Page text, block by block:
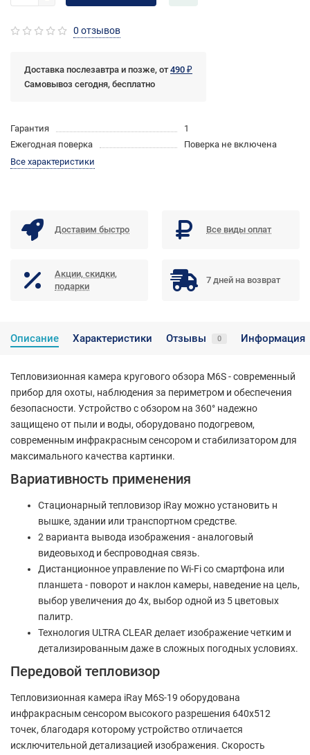
0 отзывов
Доставка послезавтра и позже, от490 ₽
Самовывоз сегодня, бесплатно
Гарантия
1
Ежегодная поверка
Поверка не включена
Все характеристики
Доставим быстро Все виды оплат
Акции, скидки,
подарки
7 дней на возврат
Описание Характеристики Отзывы 0 Информация
Тепловизионная камера кругового обзора M6S - современный
прибор для охоты, наблюдения за периметром и обеспечения
безопасности. Устройство с обзором на 360° надежно
защищено от пыли и воды, оборудовано подогревом,
современным инфракрасным сенсором и стабилизатором для
максимального качества картинки.
Вариативность применения
Стационарный тепловизор iRay можно установить н
вышке, здании или транспортном средстве.
2 варианта вывода изображения - аналоговый
видеовыход и беспроводная связь.
Дистанционное управление по Wi-Fi со смартфона или
планшета - поворот и наклон камеры, наведение на цель,
выбор увеличения до 4x, выбор одной из 5 цветовых
палитр.
Технология ULTRA CLEAR делает изображение четким и
детализированным даже в сложных погодных условиях.
Передовой тепловизор
Тепловизионная камера iRay M6S-19 оборудована
инфракрасным сенсором высокого разрешения 640x512
точек, благодаря которому устройство отличается
исключительной детализацией изображения. Скорость